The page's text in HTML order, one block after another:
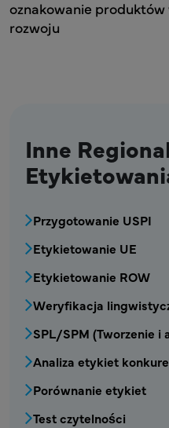
Inne
MPR – Blok menu
Przygotowanie USPI
Etykietowanie UE
Etykietowanie ROW
Weryfikacja
SPL/SPM (Tworzenie i
Analiza etykiet
Porównanie etykiet
Test czytelności